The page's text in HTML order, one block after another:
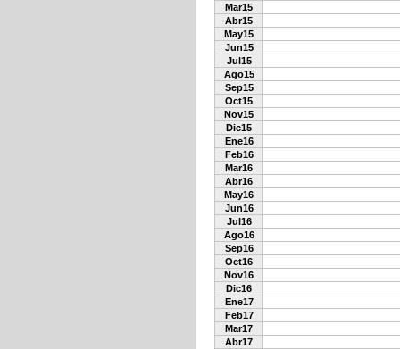
Mar15
Abr15
May15
Jun15
Jul15
Ago15
Sep15
Oct15
Nov15
Dic15
Ene16
Feb16
Mar16
Abr16
May16
Jun16
Jul16
Ago16
Sep16
Oct16
Nov16
Dic16
Ene17
Feb17
Mar17
Abr17